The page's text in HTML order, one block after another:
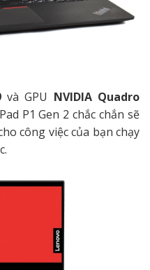
và GPU NVIDIA Quadro
P1 Gen 2chắc chắn sẽ
công việc của bạn chạy